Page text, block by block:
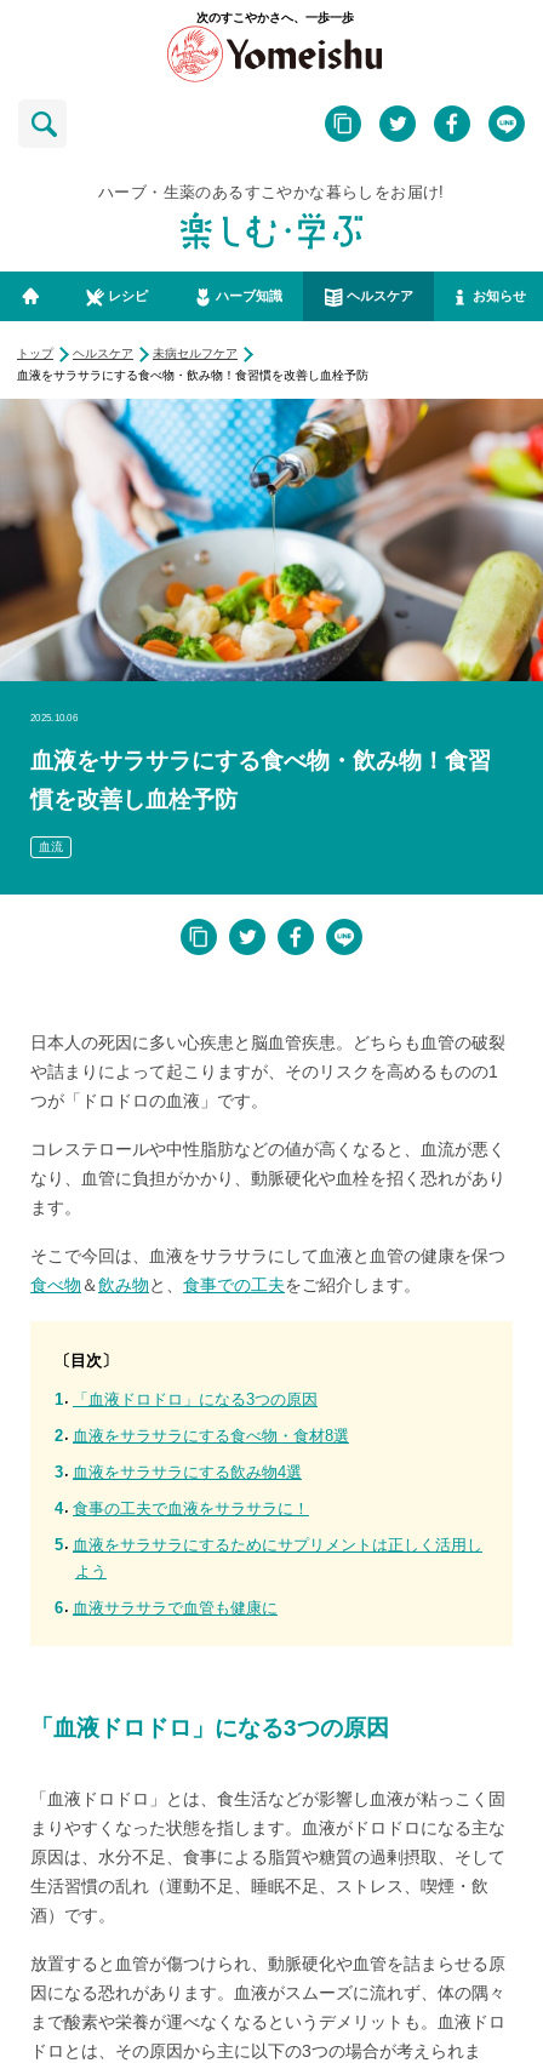
次のすこやかさへ、一歩一歩
ハーブ・生薬のあるすこやかな暮らしをお届け!
レシピ ハーブ知識 ヘルスケア お知らせ
トップ ヘルスケア
未病セルフケア
血液をサラサラにする食べ物・飲み物！食習慣を改善し血栓予防
2025.10.06
血液をサラサラにする食べ物・飲み物！食習
慣を改善し血栓予防
血流
日本人の死因に多い心疾患と脳血管疾患。どちらも血管の破裂
や詰まりによって起こりますが、そのリスクを高めるものの1
つが「ドロドロの血液」です。
コレステロールや中性脂肪などの値が高くなると、血流が悪く
なり、血管に負担がかかり、動脈硬化や血栓を招く恐れがあり
ます。
そこで今回は、血液をサラサラにして血液と血管の健康を保つ
食べ物 ＆飲み物と、 食事での工夫をご紹介します。
〔目次〕
「血液ドロドロ」になる3つの原因
血液をサラサラにする食べ物・食材8選
血液をサラサラにする飲み物4選
食事の工夫で血液をサラサラに！
血液をサラサラにするためにサプリメントは正しく活用し
よう
血液サラサラで血管も健康に
「血液ドロドロ」になる3つの原因
「血液ドロドロ」とは、食生活などが影響し血液が粘っこく固
まりやすくなった状態を指します。血液がドロドロになる主な
原因は、水分不足、食事による脂質や糖質の過剰摂取、そして
生活習慣の乱れ（運動不足、睡眠不足、ストレス、喫煙・飲
酒）です。
放置すると血管が傷つけられ、動脈硬化や血管を詰まらせる原
因になる恐れがあります。血液がスムーズに流れず、体の隅々
まで酸素や栄養が運べなくなるというデメリットも。血液ドロ
ドロとは、その原因から主に以下の3つの場合が考えられま